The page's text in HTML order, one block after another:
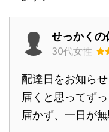
せっかくの
30代女性
配達日をお知ら
届くと思ってず
届かず、一日が